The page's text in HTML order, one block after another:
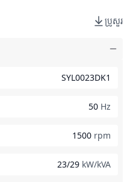
ប្រូសួរ
SYL0023DK1
50 Hz
1500 rpm
23/29 kW/kVA